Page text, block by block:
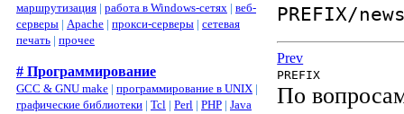
маршрутизация | работа в Windows-сетях | веб-
серверы | Apache | прокси-серверы | сетевая
печать | прочее
# Программирование
GCC & GNU make | программирование в UNIX |
графические библиотеки | Tcl | Perl | PHP | Java
PREFIX/
Prev
PREFIX
По